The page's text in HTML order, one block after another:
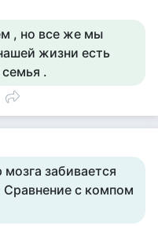
, но все же мы
жизни есть
.
забивается
с компом